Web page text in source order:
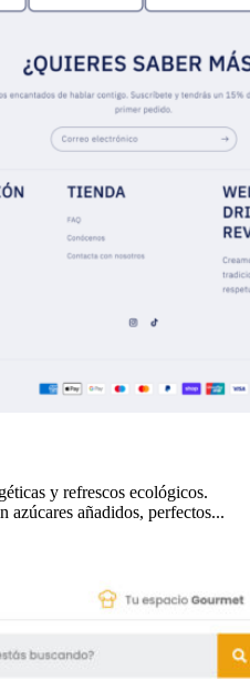
y refrescos ecológicos.
azúcares añadidos, perfectos...